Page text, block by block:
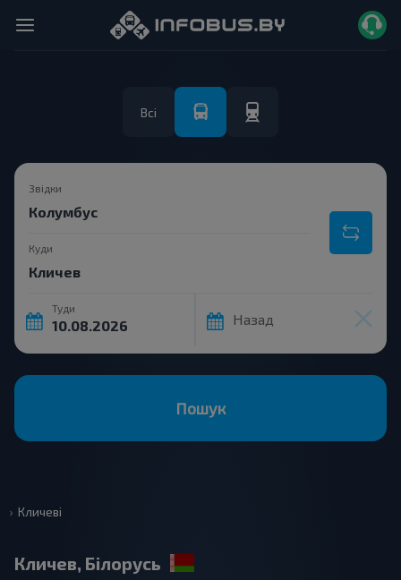
Всі
Звідки
Куди
Туди
Назад
Пошук
Кличеві
Кличев, Білорусь